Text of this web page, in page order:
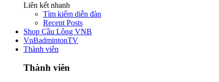
Liên kết nhanh
Tìm kiếm diễn đàn
Recent Posts
Shop Cầu Lông VNB
VnBadmintonTV
Thành viên
Thành viên